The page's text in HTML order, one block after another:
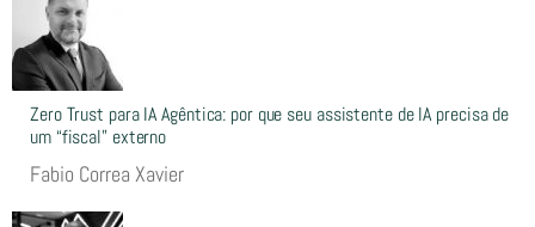
Zero Trust para IA Agêntica: por que seu assistente de IA precisa de
um “fiscal” externo
Fabio Correa Xavier